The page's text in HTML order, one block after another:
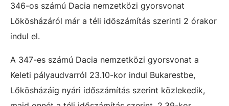
346-os számú Dacia nemzetközi gyorsvonat
Lőkösházáról már a téli időszámítás szerinti 2 órakor
indul el.
A 347-es számú Dacia nemzetközi gyorsvonat a
Keleti pályaudvarról 23.10-kor indul Bukarestbe,
Lőkösházáig nyári időszámítás szerint közlekedik,